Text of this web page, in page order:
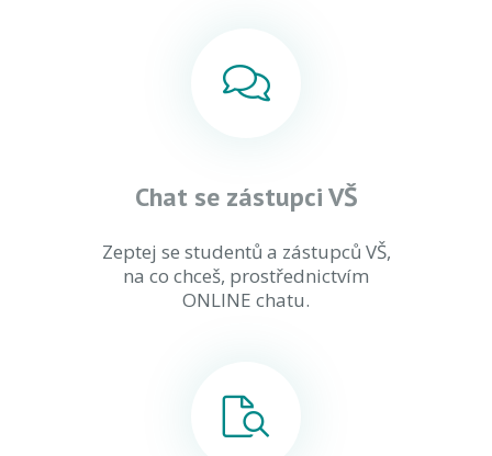
Chat se zástupci VŠ
Zeptej se studentů a zástupců VŠ,
na co chceš, prostřednictvím
ONLINE chatu.